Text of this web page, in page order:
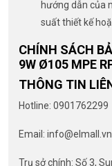
hướng dẫn của
suất thiết kế
CHÍNH SÁCH
9W Ø105 MPE
THÔNG TIN
Hotline: 0901762299
Email: info@elmall.vn
Trụ sở chính: Số 3,